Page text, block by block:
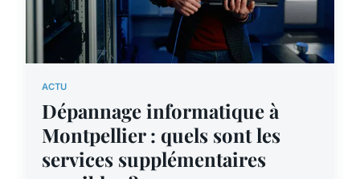
ACTU
Dépannage informatique à
Montpellier : quels sont les
services supplémentaires